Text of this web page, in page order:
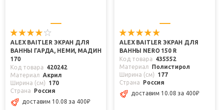
ALEX BAITLER ЭКРАН ДЛЯ
ВАННЫ ГАРДА, НЕМИ, МАДИН
170
Код товара
420242
Материал
Акрил
Ширина (см)
170
Страна
Россия
доставим 10.08 за 400₽
ALEX BAITLER ЭКРАН ДЛЯ
ВАННЫ NERO 150 R
Код товара
435552
Материал
Полистирол
Ширина (см)
177
Страна
Россия
доставим 10.08 за 400₽